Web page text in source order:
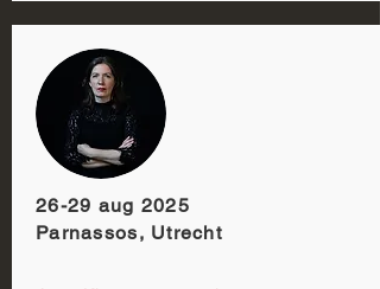
26-29 aug 2025
Parnassos, Utrecht